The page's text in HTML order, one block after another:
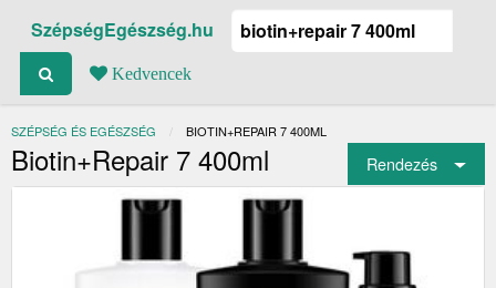
SzépségEgészség.hu
Kedvencek
SZÉPSÉG ÉS EGÉSZSÉG JELENLEGI:
BIOTIN+REPAIR 7 400ML
Biotin+Repair 7 400ml Rendezés